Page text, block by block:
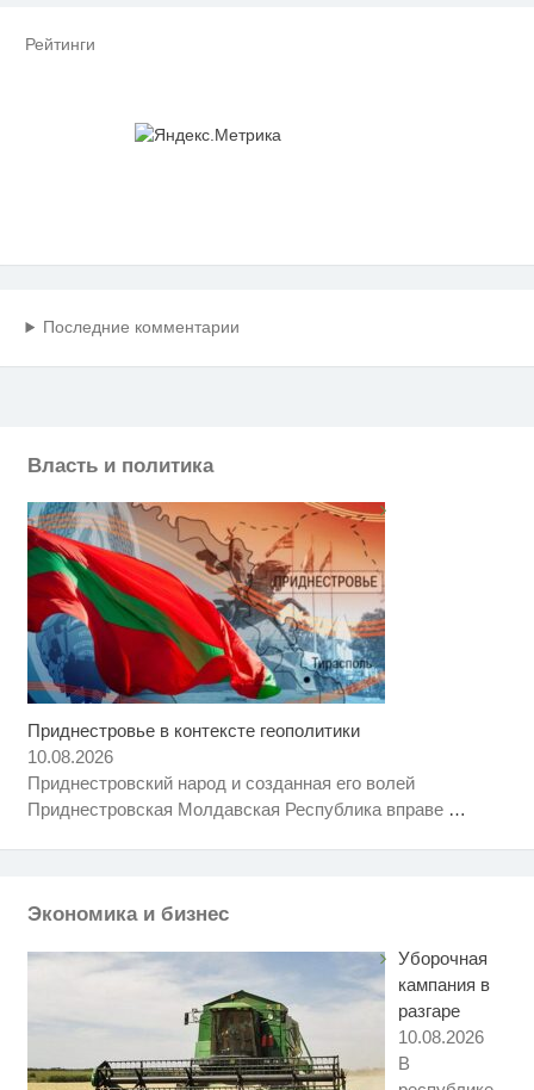
Рейтинги
Последние комментарии
Власть и политика
Приднестровье в контексте геополитики
10.08.2026
Приднестровский народ и созданная его волей
Приднестровская Молдавская Республика вправе …
Экономика и бизнес
Уборочная
кампания в
разгаре
10.08.2026
В